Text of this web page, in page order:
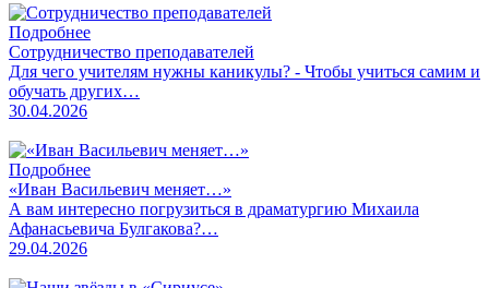
Подробнее
Сотрудничество преподавателей
Для чего учителям нужны каникулы? - Чтобы учиться самим и
обучать других…
30.04.2026
Подробнее
«Иван Васильевич меняет…»
А вам интересно погрузиться в драматургию Михаила
Афанасьевича Булгакова?…
29.04.2026